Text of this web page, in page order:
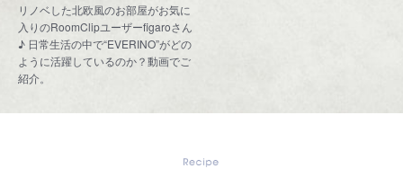
リノベした北欧風のお部屋がお気に
入りのRoomClipユーザーfigaroさん
♪ 日常生活の中で“EVERINO”がどの
ように活躍しているのか？動画でご
紹介。